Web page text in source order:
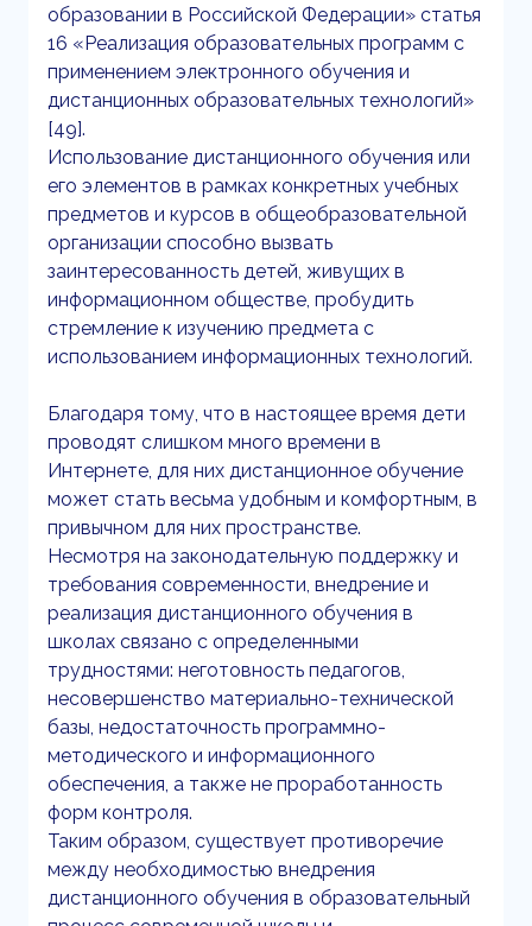
образовании в Российской Федерации» статья
16 «Реализация образовательных программ с
применением электронного обучения и
дистанционных образовательных технологий»
[49].
Использование дистанционного обучения или
его элементов в рамках конкретных учебных
предметов и курсов в общеобразовательной
организации способно вызвать
заинтересованность детей, живущих в
информационном обществе, пробудить
стремление к изучению предмета с
использованием информационных технологий.
Благодаря тому, что в настоящее время дети
проводят слишком много времени в
Интернете, для них дистанционное обучение
может стать весьма удобным и комфортным, в
привычном для них пространстве.
Несмотря на законодательную поддержку и
требования современности, внедрение и
реализация дистанционного обучения в
школах связано с определенными
трудностями: неготовность педагогов,
несовершенство материально-технической
базы, недостаточность программно-
методического и информационного
обеспечения, а также не проработанность
форм контроля.
Таким образом, существует противоречие
между необходимостью внедрения
дистанционного обучения в образовательный